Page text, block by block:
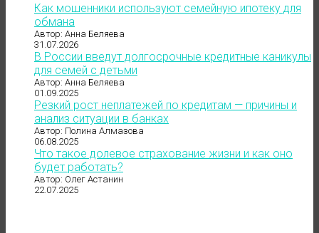
Как мошенники используют семейную ипотеку для
обмана
Автор: Анна Беляева
31.07.2026
В России введут долгосрочные кредитные каникулы
для семей с детьми
Автор: Анна Беляева
01.09.2025
Резкий рост неплатежей по кредитам — причины и
анализ ситуации в банках
Автор: Полина Алмазова
06.08.2025
Что такое долевое страхование жизни и как оно
будет работать?
Автор: Олег Астанин
22.07.2025